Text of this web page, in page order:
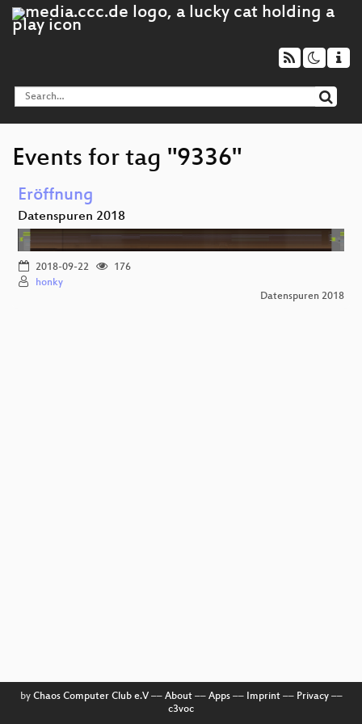
Events for tag "9336"
Eröffnung
Datenspuren 2018
2018-09-22
176
honky
Datenspuren 2018
by Chaos Computer Club e.V–– About–– Apps–– Imprint–– Privacy––
c3voc